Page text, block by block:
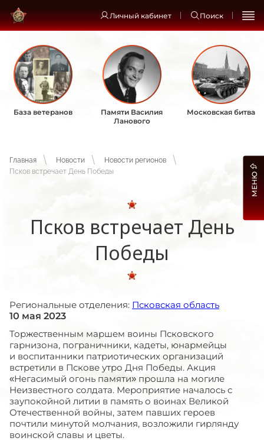
Личный кабинет Поиск
База ветеранов
Памяти Василия
Ланового
Московская битва
Главная Новости
Новости регионов
Псков встречает День Победы
Псков встречает День
Победы
Региональные отделения: Псковская область
10 мая 2023
Торжественным маршем воины Псковского
гарнизона, пограничники, кадеты, юнармейцы
и воспитанники патриотических организаций
встретили в Пскове утро Дня Победы. Акция
«Негасимый огонь памяти» прошла на могиле
Неизвестного солдата. Мероприятие началось с
заупокойной литии в память о воинах Великой
Отечественной войны, затем павших героев
почтили минутой молчания, возложили гирлянду
воинской славы и цветы.
МЕНЮ